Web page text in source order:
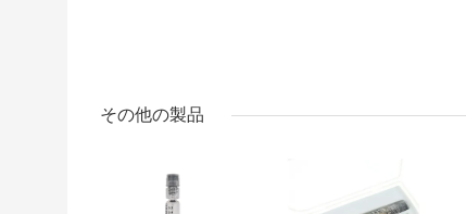
その他の製品